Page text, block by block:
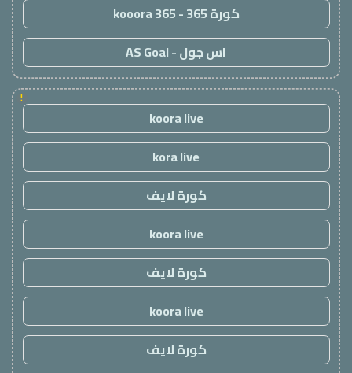
كورة 365 - kooora 365
اس جول - AS Goal
!
koora live
kora live
كورة لايف
koora live
كورة لايف
koora live
كورة لايف